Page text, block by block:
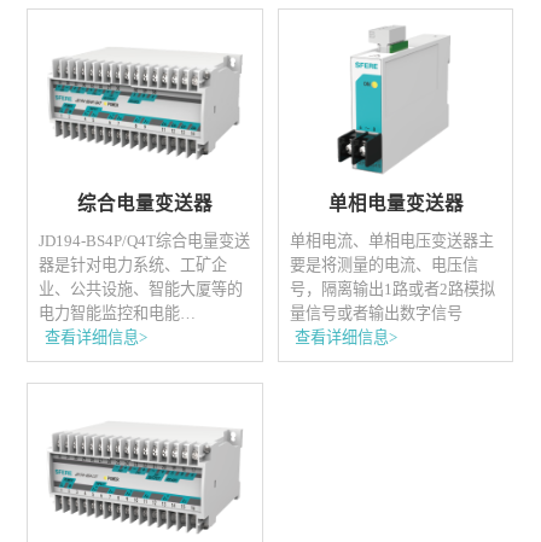
综合电量变送器
JD194-BS4P/Q4T综合电量变送
器是针对电力系统、工矿企
业、公共设施、智能大厦等的
电力智能监控和电能…
查看详细信息>
单相电量变送器
单相电流、单相电压变送器主
要是将测量的电流、电压信
号，隔离输出1路或者2路模拟
量信号或者输出数字信号
查看详细信息>